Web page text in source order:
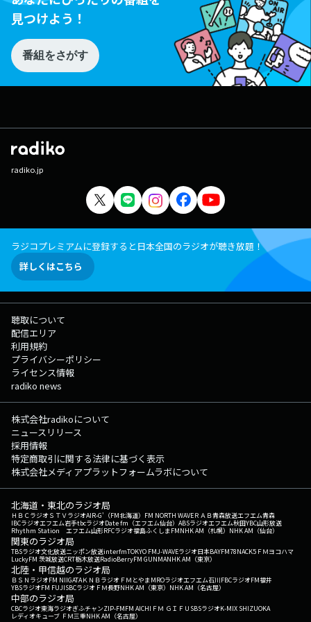
見つけよう！
番組をさがす
radiko.jp
ラジコプレミアムに登録すると日本全国のラジオが聴き放題！
詳しくはこちら
聴取について
配信エリア
利用規約
プライバシーポリシー
ライセンス情報
radiko news
株式会社radikoについて
ニュースリリース
採用情報
特定商取引に関する法律に基づく表示
株式会社メディアプラットフォームラボについて
北海道・東北のラジオ局
ＨＢＣラジオＳＴＶラジオAIR-G'（FM北海道） FM NORTH WAVEＲＡＢ青森放送エフエム青森
IBCラジオエフエム岩手tbcラジオDate fm（エフエム仙台） ABSラジオエフエム秋田YBC山形放送
Rhythm Station エフエム山形RFCラジオ福島ふくしまFMNHK AM（札幌） NHK AM（仙台）
関東のラジオ局
TBSラジオ文化放送ニッポン放送interfmTOKYO FMJ-WAVEラジオ日本BAYFM78NACK5 ＦＭヨコハマ
LuckyFM 茨城放送CRT栃木放送RadioBerryFM GUNMANHK AM（東京）
北陸・甲信越のラジオ局
ＢＳＮラジオFM NIIGATAＫＮＢラジオ ＦＭとやまMROラジオエフエム石川FBCラジオFM福井
YBSラジオFM FUJISBCラジオ ＦＭ長野NHK AM（東京） NHK AM（名古屋）
中部のラジオ局
CBCラジオ東海ラジオぎふチャンZIP-FMFM AICHI ＦＭ ＧＩＦＵ SBSラジオK-MIX SHIZUOKA
レディオキューブ ＦＭ三重NHK AM（名古屋）